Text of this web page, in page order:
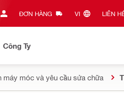
ĐƠN HÀNG VI‎ LIÊN
Công Ty
máy móc và yêu cầu sửa chữa